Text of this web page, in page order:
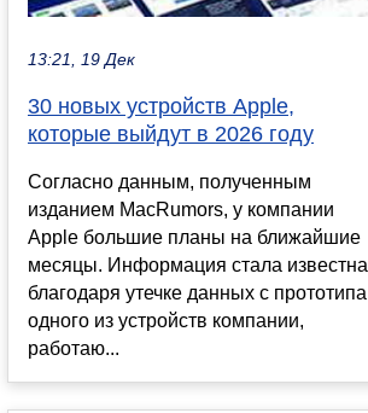
13:21, 19 Дек
30 новых устройств Apple,
которые выйдут в 2026 году
Согласно данным, полученным
изданием MacRumors, у компании
Apple большие планы на ближайшие
месяцы. Информация стала известна
благодаря утечке данных с прототипа
одного из устройств компании,
работаю...